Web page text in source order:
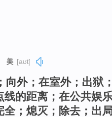
美 [aʊt]
向外；在室外；出狱
线的距离；在公共娱
全；熄灭；除去；出